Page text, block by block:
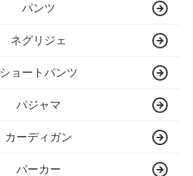
パンツ
ネグリジェ
ショートパンツ
パジャマ
カーディガン
パーカー